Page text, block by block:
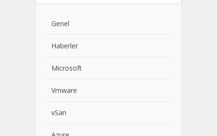
Genel
Haberler
Microsoft
Vmware
vSan